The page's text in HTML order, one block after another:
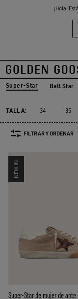
¡Hola!
Sneakers
SUPER-
Super-Star Ball Star
TALLA: 34 35
FILTRAR Y ORDENAR
NEW IN
Super-Star de mujer de